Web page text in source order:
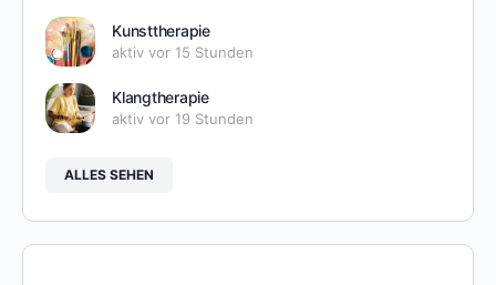
Kunsttherapie
aktiv vor 15 Stunden
Klangtherapie
aktiv vor 19 Stunden
ALLES SEHEN